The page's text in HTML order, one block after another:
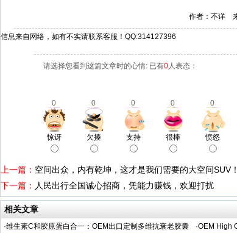
作者：不详
信息来自网络，如有不实请联系客服！QQ:314127396
请选择您看到这篇文章时的心情: 已有0人表态：
0 0 0 0 0
惊讶 欠揍 支持 很棒 愤怒
上一篇： 空间出众，内有乾坤，这才是我们需要的大空间SUV！
下一篇： 人民出行全国诚心招商，凭能力赚钱，欢迎打扰
相关文章
·维生素C和胶原蛋白合一：OEM出口定制多维抗衰老胶囊 ·OEM High